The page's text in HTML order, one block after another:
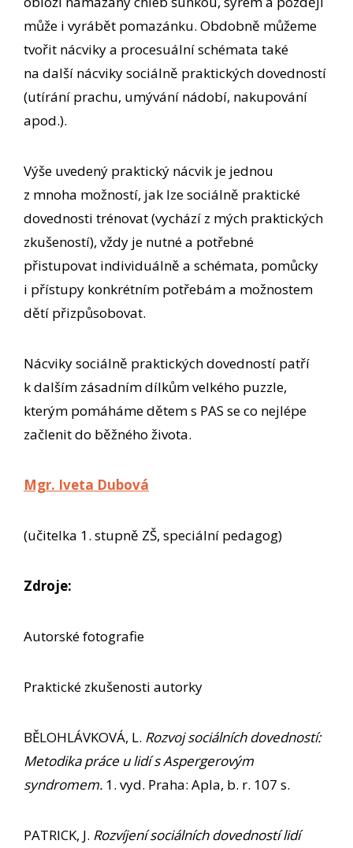
může i vyrábět pomazánku. Obdobně můžeme
tvořit nácviky a procesuální schémata také
na další nácviky sociálně praktických dovedností
(utírání prachu, umývání nádobí, nakupování
apod.).
Výše uvedený praktický nácvik je jednou
z mnoha možností, jak lze sociálně praktické
dovednosti trénovat (vychází z mých praktických
zkušeností), vždy je nutné a potřebné
přistupovat individuálně a schémata, pomůcky
i přístupy konkrétním potřebám a možnostem
dětí přizpůsobovat.
Nácviky sociálně praktických dovedností patří
k dalším zásadním dílkům velkého puzzle,
kterým pomáháme dětem s PAS se co nejlépe
začlenit do běžného života.
Mgr. Iveta Dubová
(učitelka 1. stupně ZŠ, speciální pedagog)
Zdroje:
Autorské fotografie
Praktické zkušenosti autorky
BĚLOHLÁVKOVÁ, L. Rozvoj sociálních dovedností:
Metodika práce u lidí s Aspergerovým
syndromem. 1. vyd. Praha: Apla, b. r. 107 s.
PATRICK, J. Rozvíjení sociálních dovedností lidí